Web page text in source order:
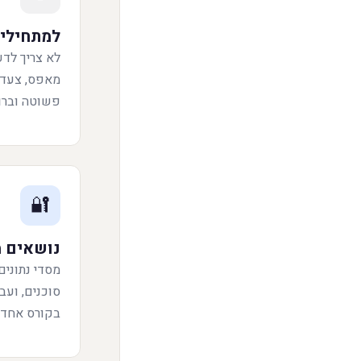
לא צריך
מאפס,
פשוטה
🔐
מסדי
סוכנים,
בקורס